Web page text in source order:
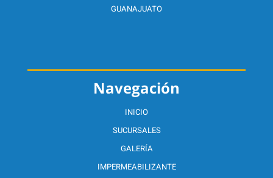
Navegación
INICIO
SUCURSALES
GALERÍA
IMPERMEABILIZANTE
GUANAJUATO